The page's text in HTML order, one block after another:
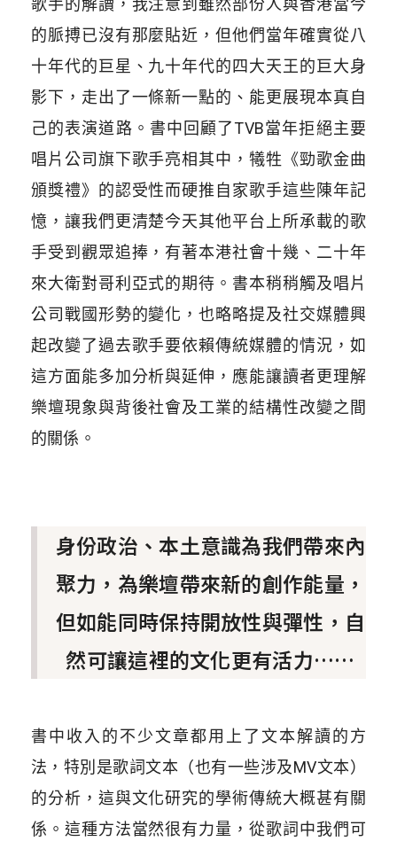
歌手的解讀，我注意到雖然部份人與香港當今
的脈搏已沒有那麼貼近，但他們當年確實從八
十年代的巨星、九十年代的四大天王的巨大身
影下，走出了一條新一點的、能更展現本真自
己的表演道路。書中回顧了TVB當年拒絕主要
唱片公司旗下歌手亮相其中，犧牲《勁歌金曲
頒獎禮》的認受性而硬推自家歌手這些陳年記
憶，讓我們更清楚今天其他平台上所承載的歌
手受到觀眾追捧，有著本港社會十幾、二十年
來大衛對哥利亞式的期待。書本稍稍觸及唱片
公司戰國形勢的變化，也略略提及社交媒體興
起改變了過去歌手要依賴傳統媒體的情況，如
這方面能多加分析與延伸，應能讓讀者更理解
樂壇現象與背後社會及工業的結構性改變之間
的關係。
身份政治、本土意識為我們帶來內
聚力，為樂壇帶來新的創作能量，
但如能同時保持開放性與彈性，自
然可讓這裡的文化更有活力……
書中收入的不少文章都用上了文本解讀的方
法，特別是歌詞文本（也有一些涉及MV文本）
的分析，這與文化研究的學術傳統大概甚有關
係。這種方法當然很有力量，從歌詞中我們可